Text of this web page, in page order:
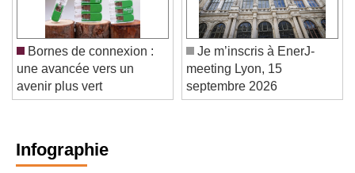
Bornes de connexion :
une avancée vers un
avenir plus vert
Je m’inscris à EnerJ-
meeting Lyon, 15
septembre 2026
Infographie